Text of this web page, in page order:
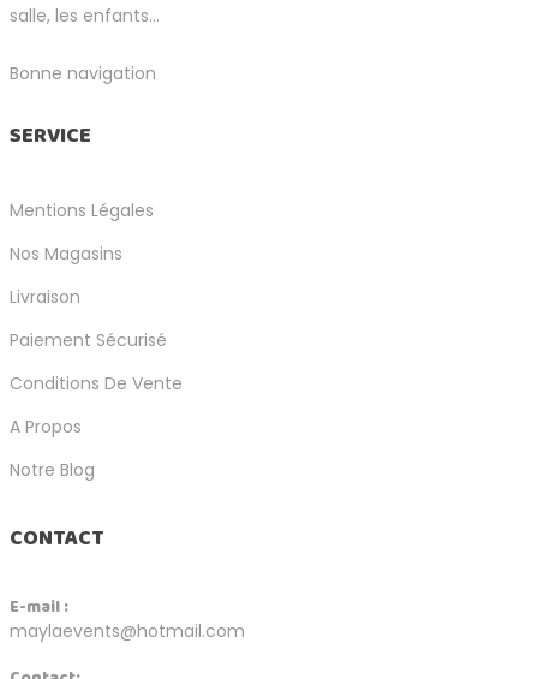
salle, les enfants...
Bonne navigation
SERVICE
Mentions Légales
Nos Magasins
Livraison
Paiement Sécurisé
Conditions De Vente
A Propos
Notre Blog
CONTACT
E-mail :
maylaevents@hotmail.com